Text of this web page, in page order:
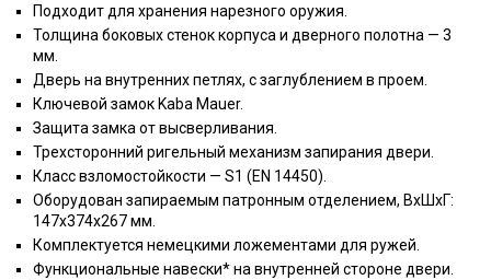
Подходит для хранения нарезного оружия.
Толщина боковых стенок корпуса и дверного полотна — 3
мм.
Дверь на внутренних петлях, с заглублением в проем.
Ключевой замок Kaba Mauer.
Защита замка от высверливания.
Трехсторонний ригельный механизм запирания двери.
Класс взломостойкости — S1 (EN 14450).
Оборудован запираемым патронным отделением, ВхШхГ:
147x374x267 мм.
Комплектуется немецкими ложементами для ружей.
Функциональные навески* на внутренней стороне двери.